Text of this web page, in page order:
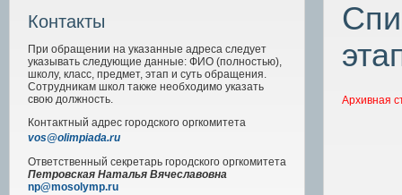
Контакты
При обращении на указанные адреса следует
указывать следующие данные: ФИО (полностью),
школу, класс, предмет, этап и суть обращения.
Сотрудникам школ также необходимо указать
свою должность.
Контактный адрес городского оргкомитета
vos@olimpiada.ru
Ответственный секретарь городского оргкомитета
Петровская Наталья Вячеславовна
np@mosolymp.ru
Архивная